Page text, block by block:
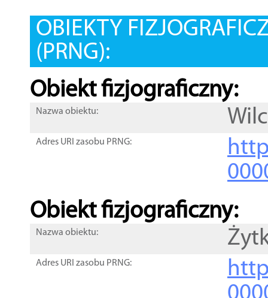
OBIEKTY
(PRNG):
Obiekt fizjograficzny:
Nazwa obiektu:
Adres URI zasobu PRNG:
Obiekt fizjograficzny:
Nazwa obiektu:
Adres URI zasobu PRNG: